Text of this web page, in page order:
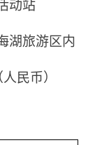
动站
湖旅游区内
民币）